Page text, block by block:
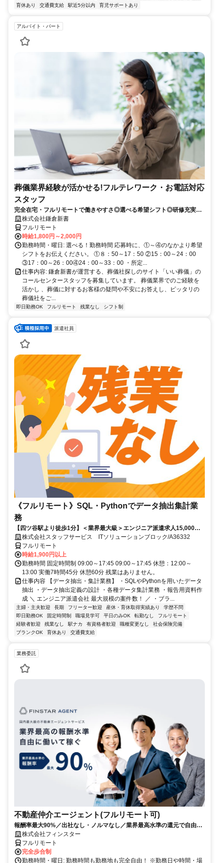
育休あり
交通費支給 駅近5分以内 育児サポートあり
アルバイト・パート
葬儀業界経験が活かせる!フルテレワーク・お電話対応
スタッフ
完全在宅・フルリモートで働きやすさ◎選べる希望シフト◎研修充実だ
から未経験でも安心！平日休みありの完全週休2日制で充実のワークラ
イフバランス！
株式会社鎌倉新書
フルリモート
時給1,800円～2,000円
勤務時間・曜日: 選べる！勤務時間 応募時に、①～④のなかより希望
シフトをお伝えください。 ①８：50～17：50 ②15：00～24：00
③17：00～26：00④24：00～33：00 ・所定...
仕事内容: 鎌倉新書が運営する、葬儀社探しのサイト「いい葬儀」の
コールセンタースタッフを募集しています。 葬儀業界でのご経験を
活かし 、葬儀に対するお客様の疑問や不安にお答えし、ピッタリの
葬儀社をご...
即日勤務OK フルリモート 残業なし シフト制
派遣社員
《フルリモート》SQL・Pythonでデータ抽出集計業
務
【四ツ谷駅より徒歩1分】＜業界最大級＞エンジニア派遣求人15,000件
以上◎ 来社不要のカンタン登録→最短2日で就業可能！！
株式会社スタッフサービス ITソリューションブロック/A36332
フルリモート
時給1,900円以上
勤務時間 固定時間制 09:00～17:45 09:00～17:45 休憩：12:00～
13:00 実働7時間45分 休憩60分 残業はありません。
仕事内容 【データ抽出・集計業務】 ・SQLやPythonを用いたデータ
抽出 ・データ抽出定義の設計 ・各種データ集計業務 ・報告用資料作
成 ＼ エンジニア派遣会社 最大規模の案件数！ ／ ・ブラ...
主婦・主夫歓迎 長期 フリーター歓迎 産休・育休取得実績あり
学歴不問
即日勤務OK
固定時間制 職場見学可 平日のみOK 転勤なし
フルリモート
経験者歓迎
残業なし 駅ナカ 有資格者歓迎 職種変更なし
社会保険完備
ブランクOK
育休あり 交通費支給
業務委託
不動産仲介エージェント(フルリモート可)
報酬率最大90%／出社なし・ノルマなし／業界最高水準の還元で自由に
稼ぐ株式会社フィンスター
フルリモート
完全歩合制
勤務時間・曜日: 勤務時間も勤務地も完全自由！ ※勤務日や時間・場